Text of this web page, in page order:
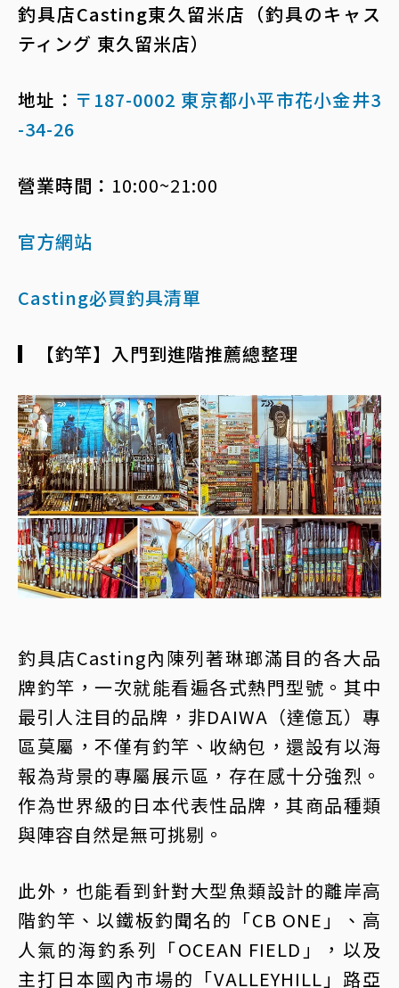
釣具店Casting東久留米店（釣具のキャス
ティング 東久留米店）
地址： 〒187-0002 東京都小平市花小金井3
-34-26
營業時間： 10:00~21:00
官方網站
Casting必買釣具清單
▎【釣竿】入門到進階推薦總整理
釣具店Casting內陳列著琳瑯滿目的各大品
牌釣竿，一次就能看遍各式熱門型號。其中
最引人注目的品牌，非DAIWA（達億瓦）專
區莫屬，不僅有釣竿、收納包，還設有以海
報為背景的專屬展示區，存在感十分強烈。
作為世界級的日本代表性品牌，其商品種類
與陣容自然是無可挑剔。
此外，也能看到針對大型魚類設計的離岸高
階釣竿、以鐵板釣聞名的「CB ONE」、高
人氣的海釣系列「OCEAN FIELD」，以及
主打日本國內市場的「VALLEYHILL」路亞